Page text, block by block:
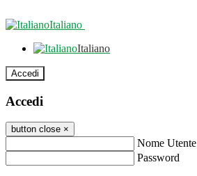
Italiano
Italiano
Accedi
Accedi
button close ×
Nome Utente
Password